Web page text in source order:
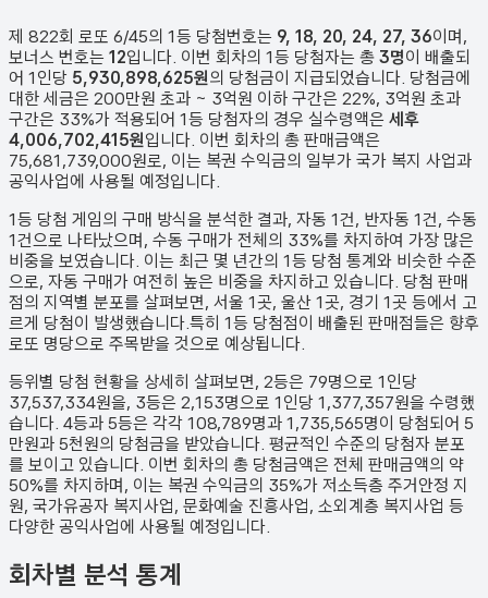
제 822회 로또 6/45의 1등 당첨번호는 9, 18, 20, 24, 27, 36이며,
보너스 번호는 12입니다. 이번 회차의 1등 당첨자는 총 3명이 배출되
어 1인당 5,930,898,625원의 당첨금이 지급되었습니다. 당첨금에
대한 세금은 200만원 초과 ~ 3억원 이하 구간은 22%, 3억원 초과
구간은 33%가 적용되어 1등 당첨자의 경우 실수령액은 세후
4,006,702,415원입니다. 이번 회차의 총 판매금액은
75,681,739,000원로, 이는 복권 수익금의 일부가 국가 복지 사업과
공익사업에 사용될 예정입니다.
1등 당첨 게임의 구매 방식을 분석한 결과, 자동 1건, 반자동 1건, 수동
1건 으로 나타났으며, 수동 구매가 전체의 33%를 차지하여 가장 많은
비중을 보였습니다. 이는 최근 몇 년간의 1등 당첨 통계와 비슷한 수준
으로, 자동 구매가 여전히 높은 비중을 차지하고 있습니다. 당첨 판매
점의 지역별 분포를 살펴보면, 서울 1곳, 울산 1곳, 경기 1곳 등에서 고
르게 당첨이 발생했습니다. 특히 1등 당첨점이 배출된 판매점들은 향후
로또 명당으로 주목받을 것으로 예상됩니다.
등위별 당첨 현황을 상세히 살펴보면, 2등은 79명으로 1인당
37,537,334원을, 3등은 2,153명으로 1인당 1,377,357원을 수령했
습니다. 4등과 5등은 각각 108,789명과 1,735,565명이 당첨되어 5
만원과 5천원의 당첨금을 받았습니다. 평균적인 수준의 당첨자 분포
를 보이고 있습니다. 이번 회차의 총 당첨금액은 전체 판매금액의 약
50%를 차지하며, 이는 복권 수익금의 35%가 저소득층 주거안정 지
원, 국가유공자 복지사업, 문화예술 진흥사업, 소외계층 복지사업 등
다양한 공익사업에 사용될 예정입니다.
회차별 분석 통계